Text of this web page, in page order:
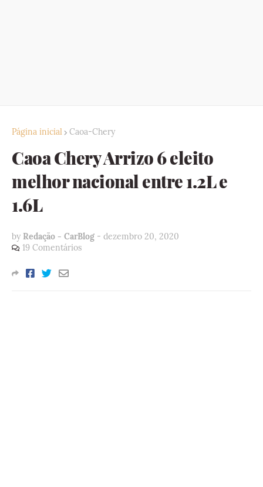
Página inicial Caoa-Chery
Caoa Chery Arrizo 6 eleito
melhor nacional entre 1.2L e
1.6L
by Redação - CarBlog - dezembro 20, 2020
19 Comentários